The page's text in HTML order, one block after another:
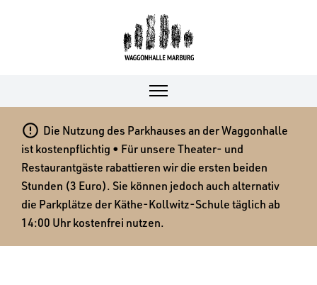
 Die Nutzung des Parkhauses an der Waggonhalle
ist kostenpflichtig • Für unsere Theater- und
Restaurantgäste rabattieren wir die ersten beiden
Stunden (3 Euro). Sie können jedoch auch alternativ
die Parkplätze der Käthe-Kollwitz-Schule täglich ab
14:00 Uhr kostenfrei nutzen.